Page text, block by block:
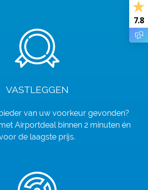
VASTLEGGEN
van uw voorkeur gevonden?
Airportdeal binnen 2 minuten én
de laagste prijs.
7.8